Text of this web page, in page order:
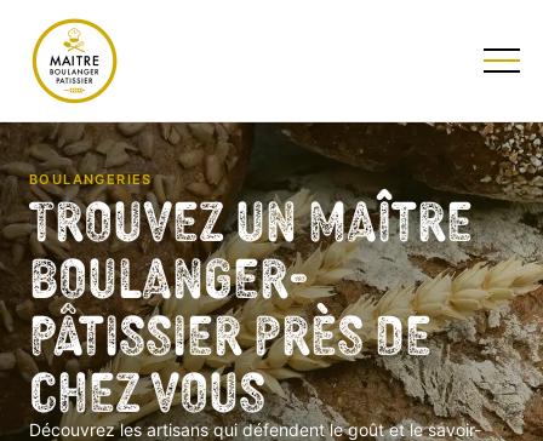
BOULANGERIES
Trouvez un Maître
Boulanger-
Pâtissier près de
chez vous
Découvrez les artisans qui défendent le goût et le savoir-